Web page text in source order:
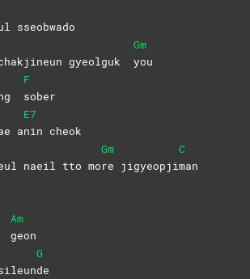
sseobwado
gyeolguk
Gm
you
F
sober
a
E7
nin cheok
naeil tto mo
Gm
re
jigyeopji
C
man
Am
geon
G
de